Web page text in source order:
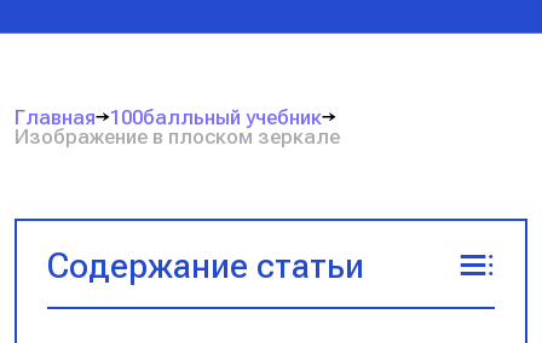
Главная
100балльный учебник
Изображение в плоском зеркале
Содержание статьи